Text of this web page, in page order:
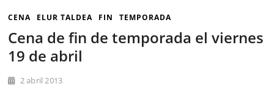
CENA ELUR TALDEA FIN TEMPORADA
Cena de fin de temporada el viernes
19 de abril
2 abril 2013